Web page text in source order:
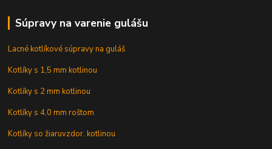
Súpravy na varenie gulášu
Lacné kotlíkové súpravy na guláš
Kotlíky s 1,5 mm kotlinou
Kotlíky s 2 mm kotlinou
Kotlíky s 4,0 mm roštom
Kotlíky so žiaruvzdor. kotlinou